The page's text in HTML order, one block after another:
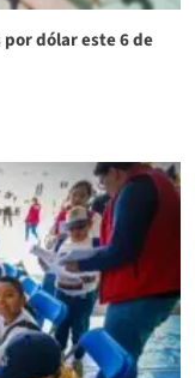
dólar este 6 de